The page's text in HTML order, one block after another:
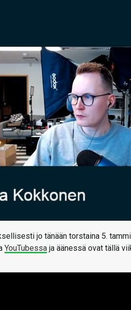
jo tänään torstaina 5.
YouTubessa ja äänessä ovat tällä